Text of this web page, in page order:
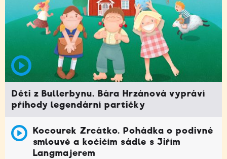
Děti z Bullerbynu. Bára Hrzánová vypráví
příhody legendární partičky
Kocourek Zrcátko. Pohádka o podivné
smlouvě a kočičím sádle s Jiřím
Langmajerem